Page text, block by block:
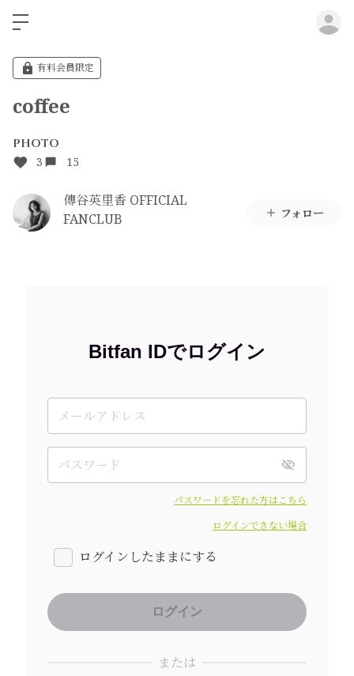
有料会員限定
coffee
PHOTO
3
15
傳谷英里香 OFFICIAL
FANCLUB
フォロー
Bitfan IDでログイン
パスワードを忘れた方はこちら
ログインできない場合
ログインしたままにする
または